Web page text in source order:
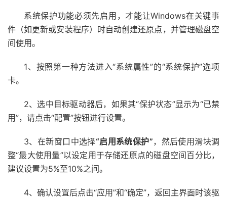
系统保护功能必须先启用，才能让Windows在关键事
件（如更新或安装程序）时自动创建还原点，并管理磁盘空
间使用。
1、按照第一种方法进入“系统属性”的“系统保护”选项
卡。
2、选中目标驱动器后，如果其“保护状态”显示为“已禁
用”，请点击“配置”按钮进行设置。
3、在新窗口中选择“启用系统保护”，然后使用滑块调
整“最大使用量”以设定用于存储还原点的磁盘空间百分比，
建议设置为5%至10%之间。
4、确认设置后点击“应用”和“确定”，返回主界面时该驱